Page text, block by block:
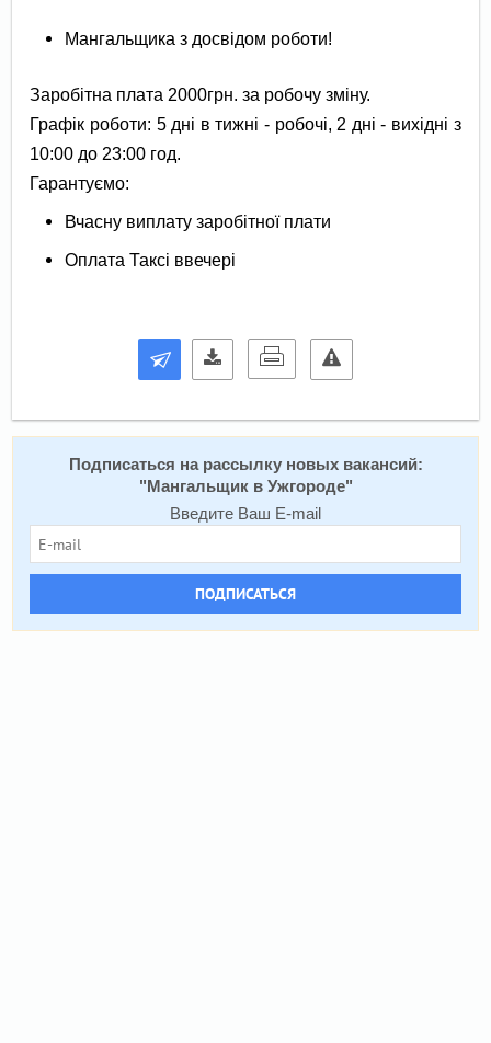
Мангальщика з досвідом роботи!
Заробітна плата 2000грн. за робочу зміну.
Графік роботи: 5 дні в тижні - робочі, 2 дні - вихідні з
10:00 до 23:00 год.
Гарантуємо:
Вчасну виплату заробітної плати
Оплата Таксі ввечері
Подписаться на расcылку новых вакансий:
" Мангальщик в Ужгороде"
Введите Ваш E-mail
ПОДПИСАТЬСЯ